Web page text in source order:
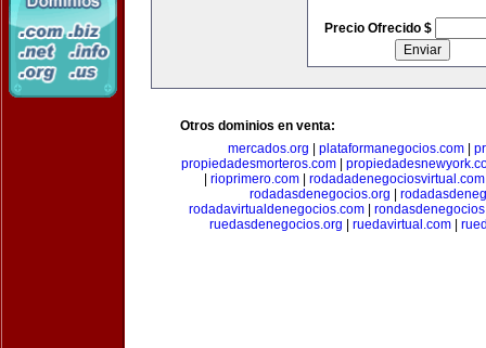
Precio Ofrecido $
Otros dominios en venta:
mercados.org
plataformanegocios.com
propiedadesmorteros.com
rioprimero.com| rodadadenegociosvirtual.com
rodadasdenegocios.org
rodadavirtualdenegocios.com|
ruedasdenegocios.org
ruedavirtual.com|